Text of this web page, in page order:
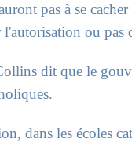
pas à se
l'autorisation ou pas
dit que le
dans les écoles